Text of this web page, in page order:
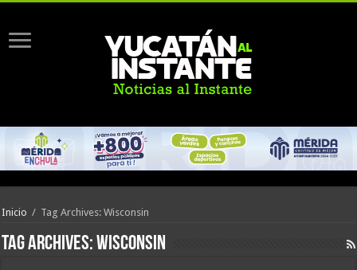
Inicio / Tag Archives: Wisconsin
Tag Archives:Wisconsin